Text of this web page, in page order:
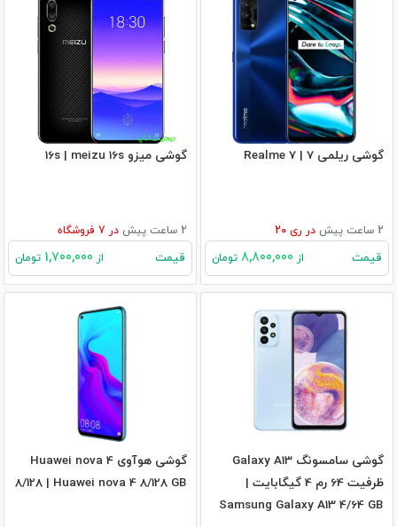
گوشی ریلمی 7 | Realme 7
2 ساعت پیش در ری 20
قیمت از تومان
گوشی میزو 16s | meizu 16s
2 ساعت پیش در فروشگاه
قیمت از تومان
گوشی سامسونگ Galaxy A13
ظرفیت 64 رم 4 گیگابایت |
Samsung Galaxy A13 4/64 GB
گوشی هوآوی Huawei nova 4
8/128 | Huawei nova 4 8/128 GB